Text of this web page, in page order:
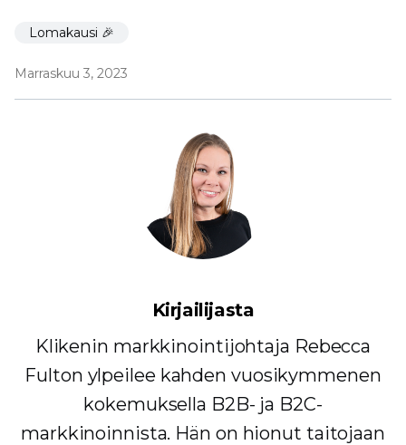
Lomakausi 🎉
Marraskuu 3, 2023
Kirjailijasta
Klikenin markkinointijohtaja Rebecca
Fulton ylpeilee kahden vuosikymmenen
kokemuksella B2B- ja B2C-
markkinoinnista. Hän on hionut taitojaan